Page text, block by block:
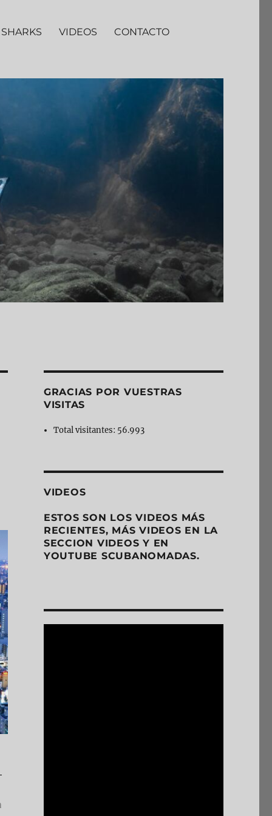
VIDEOS CONTACTO
GRACIAS POR VUESTRAS
VISITAS
Total visitantes: 56.993
VIDEOS
ESTOS SON LOS VIDEOS MÁS
RECIENTES, MÁS VIDEOS EN LA
SECCION VIDEOS Y EN
YOUTUBE SCUBANOMADAS.